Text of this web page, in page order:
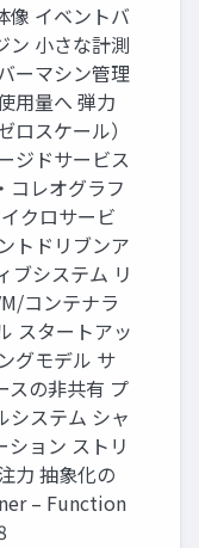
像 イベントバ
ン 小さな計測
ーマシン管理
用量へ 弾力
スケール）
ジドサービス
コレオグラフ
クロサービ
トドリブンア
ブシステム リ
コンテナラ
スタートアッ
グモデル サ
スの非共有 プ
システム シャ
ション ストリ
力 抽象化の
– Function